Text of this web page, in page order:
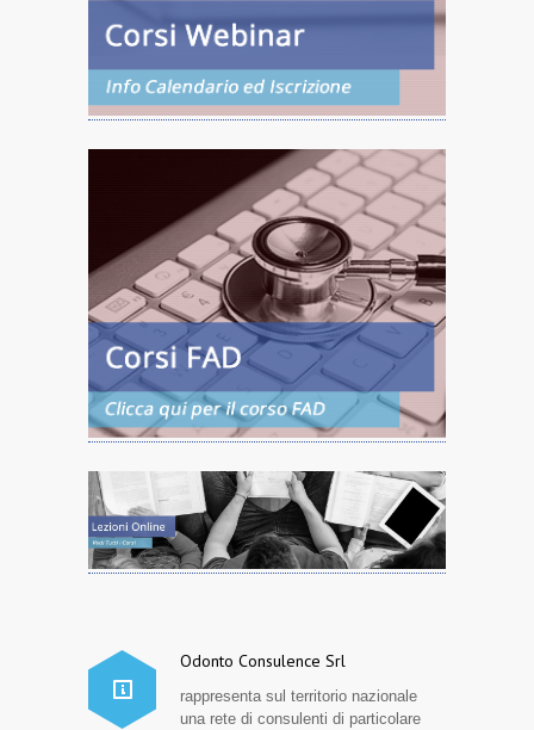
Odonto Consulence Srl
rappresenta sul territorio nazionale
una rete di consulenti di particolare